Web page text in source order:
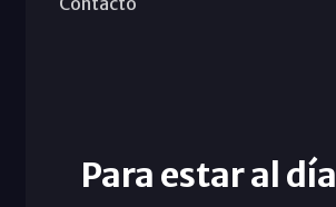
Para estar al día